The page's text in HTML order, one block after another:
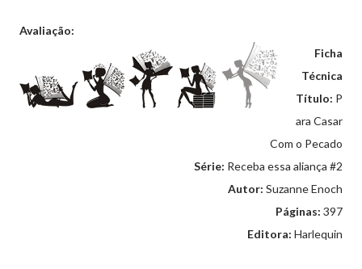
Avaliação:
Ficha
Técnica
Título: P
ara Casar
Com o Pecado
Série: Receba essa aliança #2
Autor: Suzanne Enoch
Páginas: 397
Editora: Harlequin